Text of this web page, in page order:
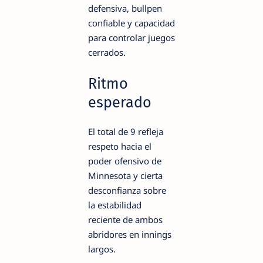
defensiva, bullpen
confiable y capacidad
para controlar juegos
cerrados.
Ritmo
esperado
El total de 9 refleja
respeto hacia el
poder ofensivo de
Minnesota y cierta
desconfianza sobre
la estabilidad
reciente de ambos
abridores en innings
largos.